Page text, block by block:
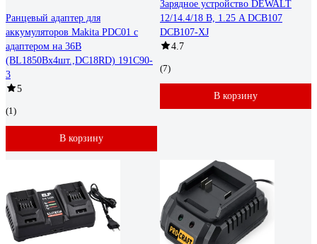
Ранцевый адаптер для
аккумуляторов Makita PDC01 с
адаптером на 36В
(BL1850Bx4шт.,DC18RD) 191C90-
3
5
(1)
В корзину
Зарядное устройство DEWALT
12/14.4/18 В, 1.25 A DCB107
DCB107-XJ
4.7
(7)
В корзину